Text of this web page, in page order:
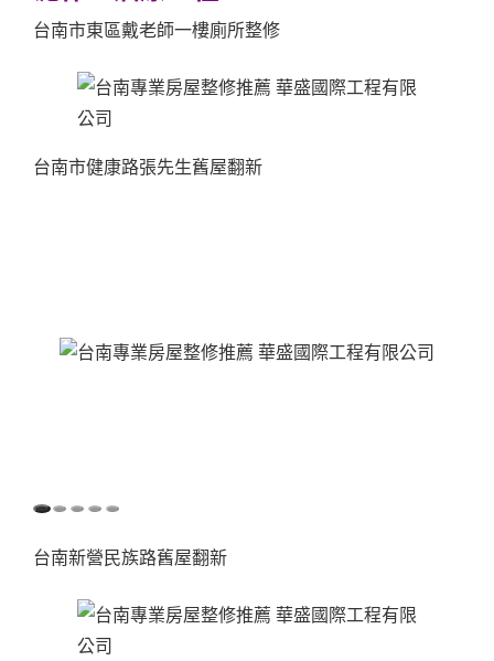
台南市東區戴老師一樓廁所整修
台南市健康路張先生舊屋翻新
台南新營民族路舊屋翻新